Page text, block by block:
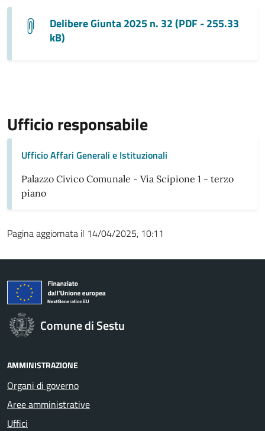
Delibere Giunta 2025 n. 32 (PDF - 255.33
kB)
Ufficio responsabile
Ufficio Affari Generali e Istituzionali
Palazzo Civico Comunale - Via Scipione 1 - terzo
piano
Pagina aggiornata il 14/04/2025, 10:11
Comune di Sestu
AMMINISTRAZIONE
Organi di governo
Aree amministrative
Uffici